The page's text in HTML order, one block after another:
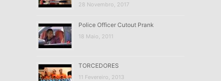
28 Novembro, 2017
Police Officer Cutout Prank
18 Maio, 2011
TORCEDORES
11 Fevereiro, 2013